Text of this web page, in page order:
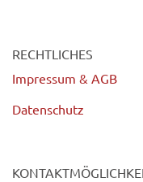
RECHTLICHES
Impressum & AGB
Datenschutz